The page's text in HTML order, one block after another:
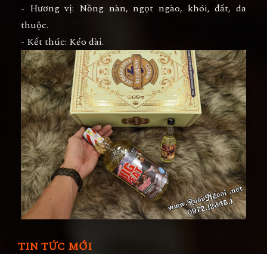
- Hương vị: Nồng nàn, ngọt ngào, khói, đất, da
thuộc.
- Kết thúc: Kéo dài.
TIN TỨC MỚI